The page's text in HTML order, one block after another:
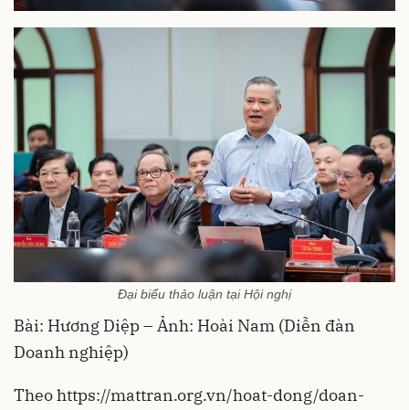
Đại biểu thảo luận tại Hội nghị
Bài: Hương Diệp – Ảnh: Hoài Nam (Diễn đàn
Doanh nghiệp)
Theo https://mattran.org.vn/hoat-dong/doan-